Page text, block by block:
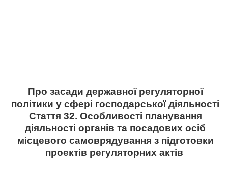
Про засади державної регуляторної
політики у сфері господарської діяльності
Стаття 32. Особливості планування
діяльності органів та посадових осіб
місцевого самоврядування з підготовки
проектів регуляторних актів